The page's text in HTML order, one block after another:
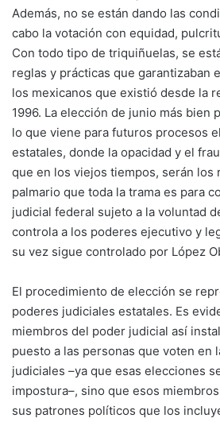
Además, no se están dando las
cabo la votación con equidad,
Con todo tipo de triquiñuelas, se
reglas y prácticas que garantizaban
los mexicanos que existió desde la
1996. La elección de junio más bien
lo que viene para futuros procesos
estatales, donde la opacidad y el
que en los viejos tiempos, serán los
palmario que toda la trama es para
judicial federal sujeto a la voluntad
controla a los poderes ejecutivo y
su vez sigue controlado por López
El procedimiento de elección se
poderes judiciales estatales. Es
miembros del poder judicial así
puesto a las personas que voten en
judiciales –ya que esas elecciones
impostura–, sino que esos
sus patrones políticos que los